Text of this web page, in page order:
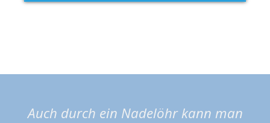
Auch durch ein Nadelöhr kann man